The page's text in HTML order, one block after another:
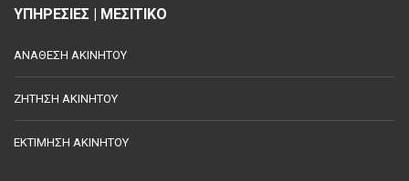
ΥΠΗΡΕΣΙΕΣ | ΜΕΣΙΤΙΚΟ
ΑΝΑΘΕΣΗ ΑΚΙΝΗΤΟΥ
ΖΗΤΗΣΗ ΑΚΙΝΗΤΟΥ
ΕΚΤΙΜΗΣΗ ΑΚΙΝΗΤΟΥ